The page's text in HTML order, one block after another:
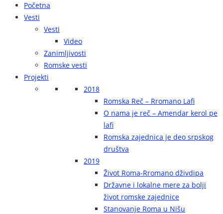
Početna
Vesti
Vesti
Video
Zanimljivosti
Romske vesti
Projekti
2018
Romska Reč – Rromano Lafi
O nama je reč – Amendar kerol pe
lafi
Romska zajednica je deo srpskog
društva
2019
Život Roma-Rromano dživdipa
Državne i lokalne mere za bolji
život romske zajednice
Stanovanje Roma u Nišu